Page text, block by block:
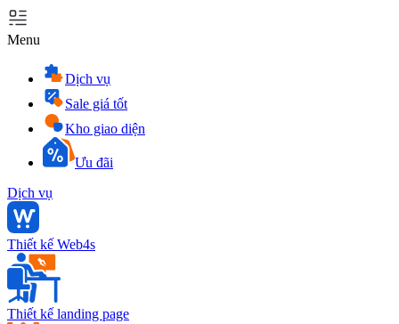
Menu
Dịch vụ
Sale giá tốt
Kho giao diện
Ưu đãi
Dịch vụ
Thiết kế Web4s
Thiết kế landing page